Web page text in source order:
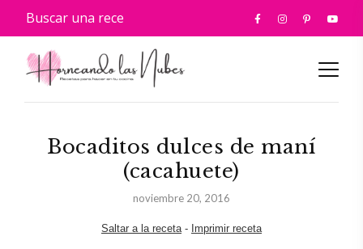
Bocaditos dulces de maní
(cacahuete)
noviembre 20, 2016
Saltar a la receta- Imprimir receta